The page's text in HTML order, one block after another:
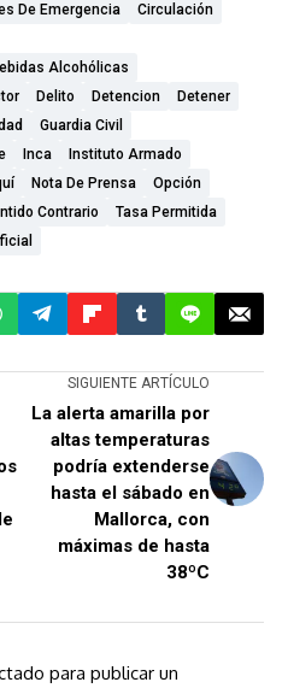
De Emergencia
Circulación
Alcohólicas
Delito Detencion
Detener
Guardia Civil
Inca
Instituto Armado
Nota De Prensa
Opción
Contrario
Tasa Permitida
SIGUIENTE ARTÍCULO
La alerta amarilla por
altas temperaturas
podría extenderse
hasta el sábado en
Mallorca, con
máximas de hasta
38ºC
para publicar un